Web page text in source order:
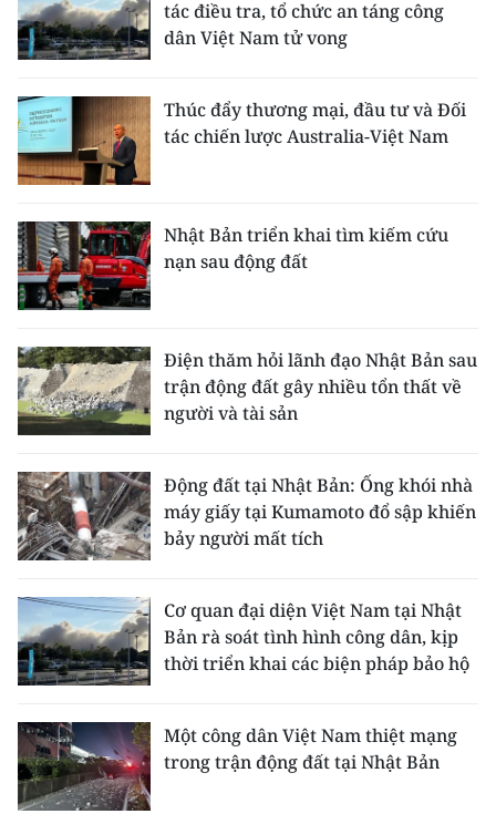
tác điều tra, tổ chức an táng công
dân Việt Nam tử vong
Thúc đẩy thương mại, đầu tư và Đối
tác chiến lược Australia-Việt Nam
Nhật Bản triển khai tìm kiếm cứu
nạn sau động đất
Điện thăm hỏi lãnh đạo Nhật Bản sau
trận động đất gây nhiều tổn thất về
người và tài sản
Động đất tại Nhật Bản: Ống khói nhà
máy giấy tại Kumamoto đổ sập khiến
bảy người mất tích
Cơ quan đại diện Việt Nam tại Nhật
Bản rà soát tình hình công dân, kịp
thời triển khai các biện pháp bảo hộ
Một công dân Việt Nam thiệt mạng
trong trận động đất tại Nhật Bản